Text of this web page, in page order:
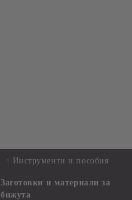
Инструменти и пособия
Заготовки и материали за
бижута